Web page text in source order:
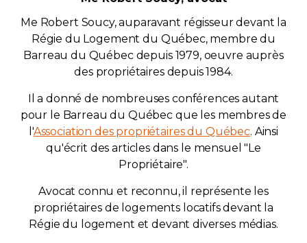
Me Robert Soucy, auparavant régisseur devant la
Régie du Logement du Québec, membre du
Barreau du Québec depuis 1979, oeuvre auprès
des propriétaires depuis 1984.
Il a donné de nombreuses conférences autant
pour le Barreau du Québec que les membres de
l'Association des propriétaires du Québec. Ainsi
qu'écrit des articles dans le mensuel "Le
Propriétaire".
Avocat connu et reconnu, il représente les
propriétaires de logements locatifs devant la
Régie du logement et devant diverses médias.